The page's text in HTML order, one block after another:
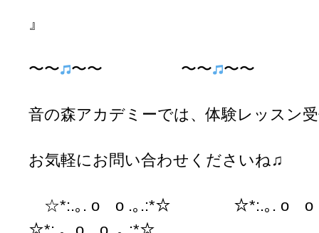
』
〜〜 〜〜 〜〜 〜〜
音の森アカデミーでは、体験レッスン
お気軽にお問い合わせくださいね♫
☆*:.｡. o o .｡.:*☆ ☆*:.｡. o